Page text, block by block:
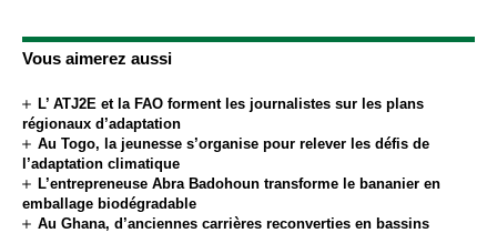
Vous aimerez aussi
L’ ATJ2E et la FAO forment les journalistes sur les plans
régionaux d’adaptation
Au Togo, la jeunesse s’organise pour relever les défis de
l’adaptation climatique
L’entrepreneuse Abra Badohoun transforme le bananier en
emballage biodégradable
Au Ghana, d’anciennes carrières reconverties en bassins